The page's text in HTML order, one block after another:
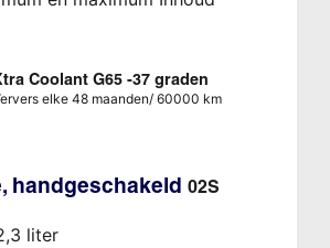
Coolant G65 -37 graden
elke 48 maanden/ 60000 km
handgeschakeld 02S
liter